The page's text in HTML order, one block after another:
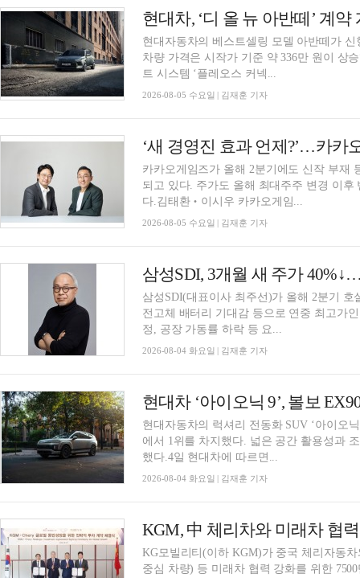
현대차, ‘디 올 뉴 아반떼’ 계
현대자동차의 베스트셀링 모델 아반떼가
차량 가격은 시작가 기준 약 336만 원이 상
트 시스템 ‘플레오스 커넥...
2026-08-05 수요일 | 김재훈 기자
‘새 경영진 효과 언제?’…카카
카카오게임즈가 올해 2분기에도 신작 부재
되고 있다. 주가도 올해 최대주주 변경 이
다.김태환‧이시우 카카오게임...
2026-08-05 수요일 | 김재훈 기자
삼성SDI, 3개월 새 주가
삼성SDI(대표이사 최주선)가 올해 2분기
전고체 배터리 기대감 등으로 연중 최고가
정, 공장 가동률 하락 등 요...
2026-08-04 화요일 | 김재훈 기자
현대차 ‘아이오닉 9’, 볼보
현대자동차의 럭셔리 전동화 SUV ‘아이오
에서 1위를 차지했다. 넓은 공간 활용성과
했다.4일 현대차에 따르면...
2026-08-04 화요일 | 김재훈 기자
KGM, 中 체리차와 미래차 협
KG모빌리티(이하 KGM)가 중국 체리자동
중심 차량) 등 미래차 협력 강화를 위한